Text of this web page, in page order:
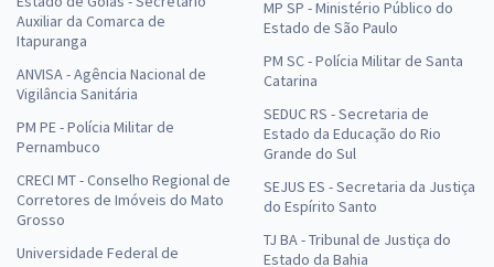
Auxiliar da Comarca de
Itapuranga
ANVISA - Agência Nacional de
Vigilância Sanitária
PM PE - Polícia Militar de
Pernambuco
CRECI MT - Conselho Regional de
Corretores de Imóveis do Mato
Grosso
Universidade Federal de
MP SP - Ministério Público do
Estado de São Paulo
PM SC - Polícia Militar de Santa
Catarina
SEDUC RS - Secretaria de
Estado da Educação do Rio
Grande do Sul
SEJUS ES - Secretaria da Justiça
do Espírito Santo
TJ BA - Tribunal de Justiça do
Estado da Bahia